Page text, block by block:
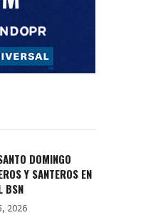
DOMINGO
Y SANTEROS EN
BSN
2026